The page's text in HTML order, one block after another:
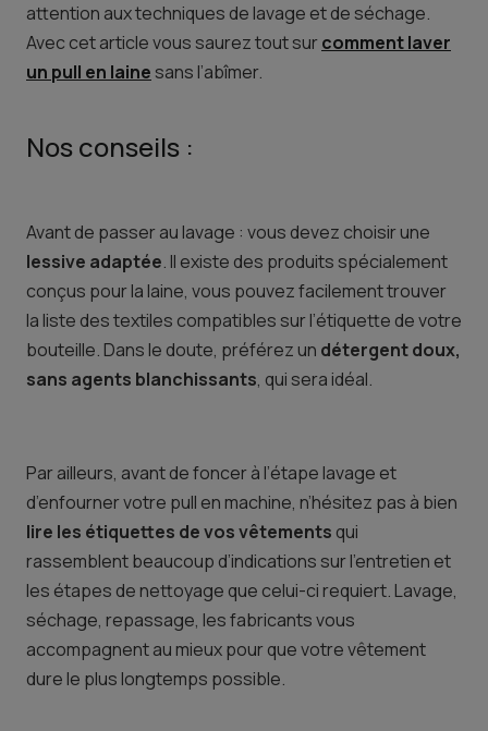
attention aux techniques de lavage et de séchage.
Avec cet article vous saurez tout surcomment laver
un pull en laine sans l’abîmer.
Nos conseils :
Avant de passer au lavage : vous devez choisir une
lessive adaptée. Il existe des produits spécialement
conçus pour la laine, vous pouvez facilement trouver
la liste des textiles compatibles sur l’étiquette de votre
bouteille. Dans le doute, préférez un détergent doux,
sans agents blanchissants, qui sera idéal.
Par ailleurs, avant de foncer à l’étape lavage et
d’enfourner votre pull en machine, n’hésitez pas à bien
lire les étiquettes de vos vêtements qui
rassemblent beaucoup d’indications sur l’entretien et
les étapes de nettoyage que celui-ci requiert. Lavage,
séchage, repassage, les fabricants vous
accompagnent au mieux pour que votre vêtement
dure le plus longtemps possible.